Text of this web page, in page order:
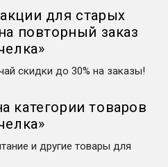
для старых
повторный заказ
»
скидки до 30% на заказы!
категории товаров
»
и другие товары для